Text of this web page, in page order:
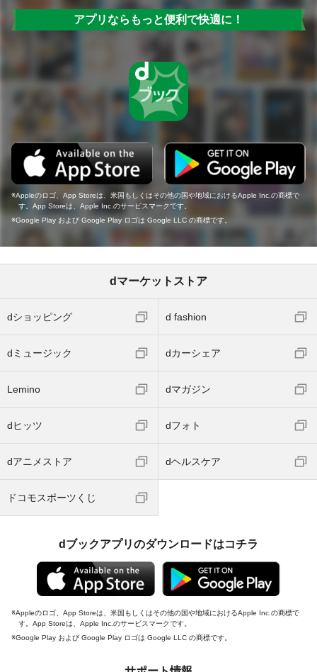
アプリならもっと便利で快適に！
Appleのロゴ、App Storeは、米国もしくはその他の国や地域におけるApple Inc.の商標で
す。App Storeは、Apple Inc.のサービスマークです。
Google Play および Google Play ロゴは Google LLC の商標です。
dマーケットストア
dショッピング d fashion
dミュージック dカーシェア
Lemino dマガジン
dヒッツ dフォト
dアニメストア dヘルスケア
ドコモスポーツくじ
dブックアプリのダウンロードはコチラ
Appleのロゴ、App Storeは、米国もしくはその他の国や地域におけるApple Inc.の商標で
す。App Storeは、Apple Inc.のサービスマークです。
Google Play および Google Play ロゴは Google LLC の商標です。